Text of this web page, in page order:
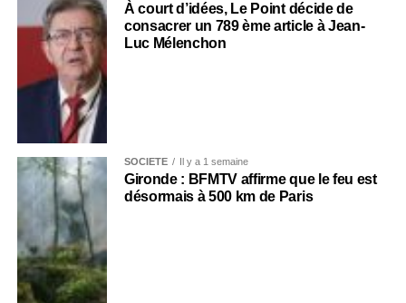
À court d’idées, Le Point décide de
consacrer un 789 ème article à Jean-
Luc Mélenchon
SOCIÉTÉ Il y a 1 semaine
Gironde : BFMTV affirme que le feu est
désormais à 500 km de Paris